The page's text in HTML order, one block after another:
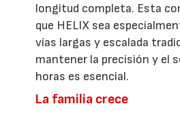
longitud completa. Esta
que HELIX sea
vías largas y escalada
mantener la precisión y el
horas es esencial.
La familia crece